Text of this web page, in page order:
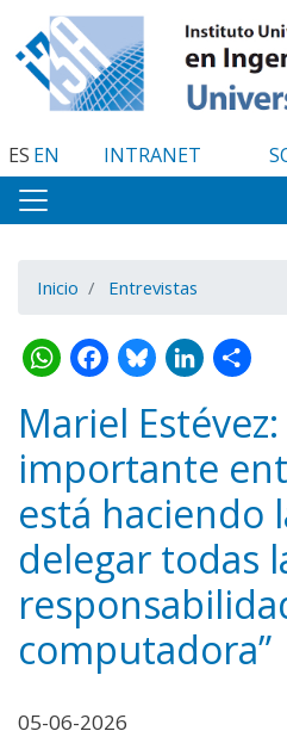
al
ES EN INTRANET
Inicio Entrevistas
Mariel Estévez:
importante
está haciendo
delegar todas
computadora”
05-06-2026